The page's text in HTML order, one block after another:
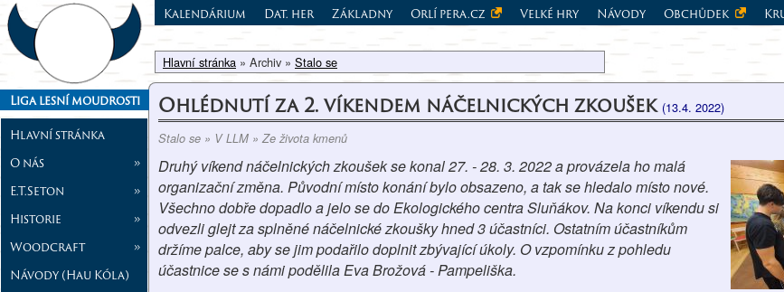
Liga lesní moudrosti
Hlavní stránka
O nás
»
E.T.Seton
»
Historie
»
Woodcraft
»
Návody (Hau Kóla)
Kalendárium Dat. her Základny Orlí pera.cz Velké hry Návody Obchůdek
Hlavní stránka » Archiv » Stalo se
Ohlédnutí za 2. víkendem náčelnických zkoušek (13.4. 2022)
Stalo se » V LLM » Ze života kmenů
Druhý víkend náčelnických zkoušek se konal 27. - 28. 3. 2022 a provázela ho malá
organizační změna. Původní místo konání bylo obsazeno, a tak se hledalo místo nové.
Všechno dobře dopadlo a jelo se do Ekologického centra Sluňákov. Na konci víkendu si
odvezli glejt za splněné náčelnické zkoušky hned 3 účastníci. Ostatním účastníkům
držíme palce, aby se jim podařilo doplnit zbývající úkoly. O vzpomínku z pohledu
účastnice se s námi podělila Eva Brožová - Pampeliška.